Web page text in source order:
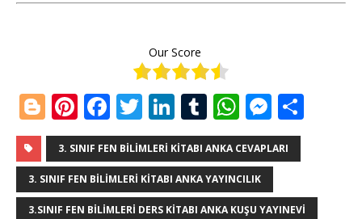
Our Score
Bl
o
g
g
e
Pi
n
te
r
e
F
a
c
e
b
T
w
it
te
r
Li
n
k
e
dI
T
u
m
bl
r
W
h
at
s
A
M
e
ss
e
n
3. SINIF FEN BILIMLERI KITABI ANKA CEVAPLARI
3. SINIF FEN BILIMLERI KITABI ANKA YAYINCILIK
3.SINIF FEN BILIMLERI DERS KITABI ANKA KUŞU YAYINEVI